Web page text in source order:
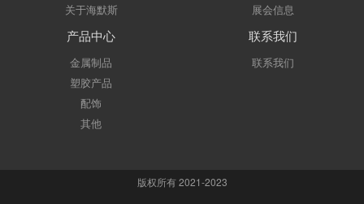
关于海默斯 展会信息
产品中心
金属制品
塑胶产品
配饰
其他
联系我们
联系我们
版权所有 2021-2023